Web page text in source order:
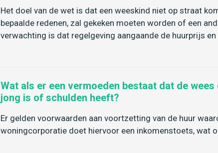
Het doel van de wet is dat een weeskind niet op straat
bepaalde redenen, zal gekeken moeten worden of een
verwachting is dat regelgeving aangaande de huurprijs
Wat als er een vermoeden bestaat dat de
jong is of schulden heeft?
Er gelden voorwaarden aan voortzetting van de huur
woningcorporatie doet hiervoor een inkomenstoets, wat